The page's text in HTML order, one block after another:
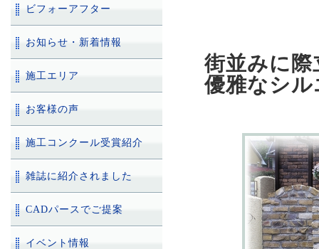
街並みに
優雅なシ
ビフォーアフター
お知らせ・新着情報
施工エリア
お客様の声
施工コンクール受賞紹介
雑誌に紹介されました
CADパースでご提案
イベント情報